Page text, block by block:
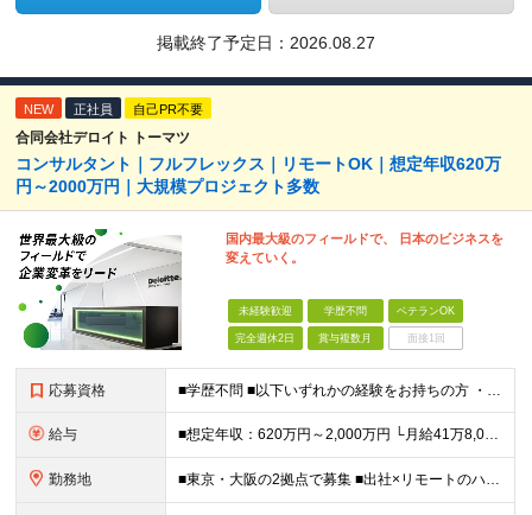
掲載終了予定日： 2026.08.27
NEW 正社員 自己PR不要
合同会社デロイト トーマツ
コンサルタント｜フルフレックス｜リモートOK｜想定年収620万
円～2000万円｜大規模プロジェクト多数
国内最大級のフィールドで、 日本のビジネスを
変えていく。
未経験歓迎 学歴不問 ベテランOK
完全週休2日 賞与複数月 面接1回
応募資格 ■学歴不問 ■以下いずれかの経験をお持ちの方 ・コンサルティングファームでの実務経験 ・SEとしての実務経験（要件定義などの上流工程を想定） ・事業会社でのプロジェクトの推進経験 └経営企画、事業企画
給与 ■想定年収：620万円～2,000万円 └月給41万8,000円〜160万8,400円＋賞与 ※月給には、固定残業代（12万1,700円〜24万2,700円／1ヶ月あたり50時間分）を含みます 固
勤務地 ■東京・大阪の2拠点で募集 ■出社×リモートのハイブリッドワークOK 【東京｜二重橋オフィス】 東京都千代田区丸の内3-2-3 丸の内二重橋ビルディング 【大阪オフィス】 大阪府大阪市中央区今橋4